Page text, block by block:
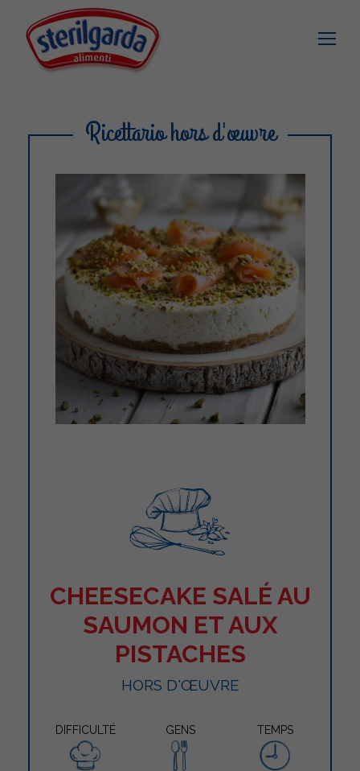
Ricettario hors d'œuvre
CHEESECAKE SALÉ AU
SAUMON ET AUX
PISTACHES
HORS D'ŒUVRE
DIFFICULTÉ GENS TEMPS